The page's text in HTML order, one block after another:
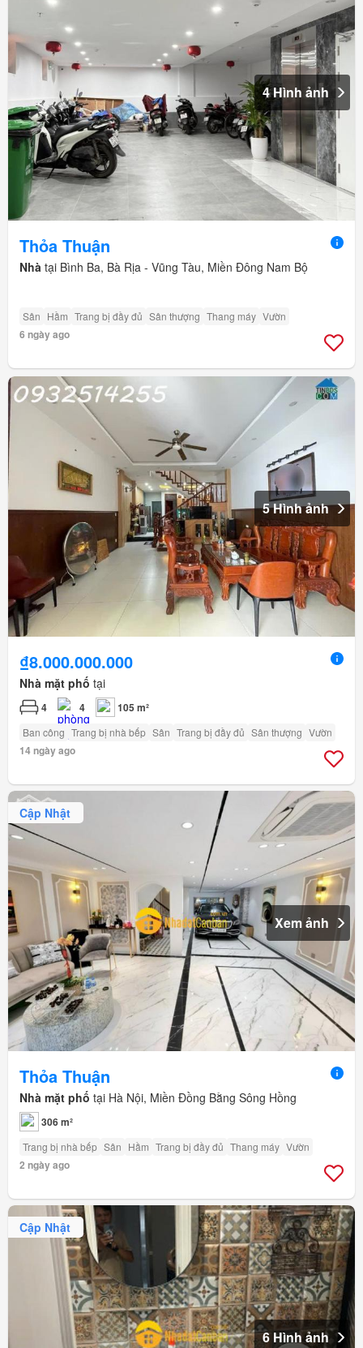
4 Hình ảnh
Thỏa Thuận
Nhà tại Bình Ba, Bà Rịa - Vũng Tàu, Miền Đông Nam Bộ
Sân Hầm Trang bị đầy đủ Sân thượng Thang máy Vườn
6 ngày ago
5 Hình ảnh
₫8.000.000.000
Nhà mặt phố tại
4 4 105 m²
Ban công Trang bị nhà bếp Sân Trang bị đầy đủ Sân thượng Vườn
14 ngày ago
Cập Nhật
Xem ảnh
Thỏa Thuận
Nhà mặt phố tại Hà Nội, Miền Đồng Bằng Sông Hồng
306 m²
Trang bị nhà bếp Sân Hầm Trang bị đầy đủ Thang máy Vườn
2 ngày ago
Cập Nhật
6 Hình ảnh